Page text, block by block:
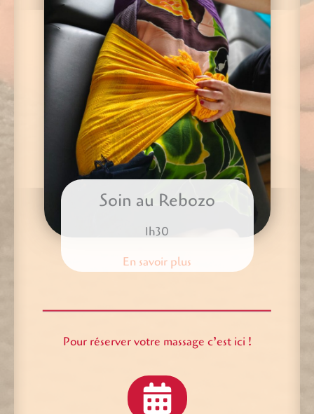
Soin au Rebozo
1h30
En savoir plus
Pour réserver votre massage c’est ici !